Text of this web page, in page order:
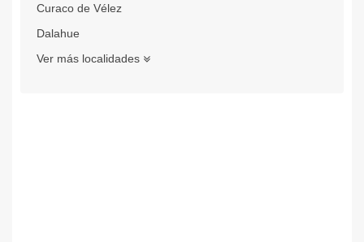
Curaco de Vélez
Dalahue
Ver más localidades